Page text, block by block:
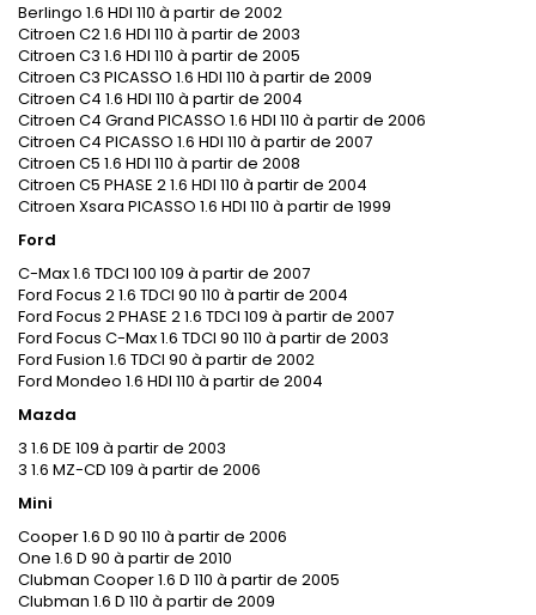
Berlingo 1.6 HDI 110 à partir de 2002
Citroen C2 1.6 HDI 110 à partir de 2003
Citroen C3 1.6 HDI 110 à partir de 2005
Citroen C3 PICASSO 1.6 HDI 110 à partir de 2009
Citroen C4 1.6 HDI 110 à partir de 2004
Citroen C4 Grand PICASSO 1.6 HDI 110 à partir de 2006
Citroen C4 PICASSO 1.6 HDI 110 à partir de 2007
Citroen C5 1.6 HDI 110 à partir de 2008
Citroen C5 PHASE 2 1.6 HDI 110 à partir de 2004
Citroen Xsara PICASSO 1.6 HDI 110 à partir de 1999
Ford
C-Max 1.6 TDCI 100 109 à partir de 2007
Ford Focus 2 1.6 TDCI 90 110 à partir de 2004
Ford Focus 2 PHASE 2 1.6 TDCI 109 à partir de 2007
Ford Focus C-Max 1.6 TDCI 90 110 à partir de 2003
Ford Fusion 1.6 TDCI 90 à partir de 2002
Ford Mondeo 1.6 HDI 110 à partir de 2004
Mazda
3 1.6 DE 109 à partir de 2003
3 1.6 MZ-CD 109 à partir de 2006
Mini
Cooper 1.6 D 90 110 à partir de 2006
One 1.6 D 90 à partir de 2010
Clubman Cooper 1.6 D 110 à partir de 2005
Clubman 1.6 D 110 à partir de 2009